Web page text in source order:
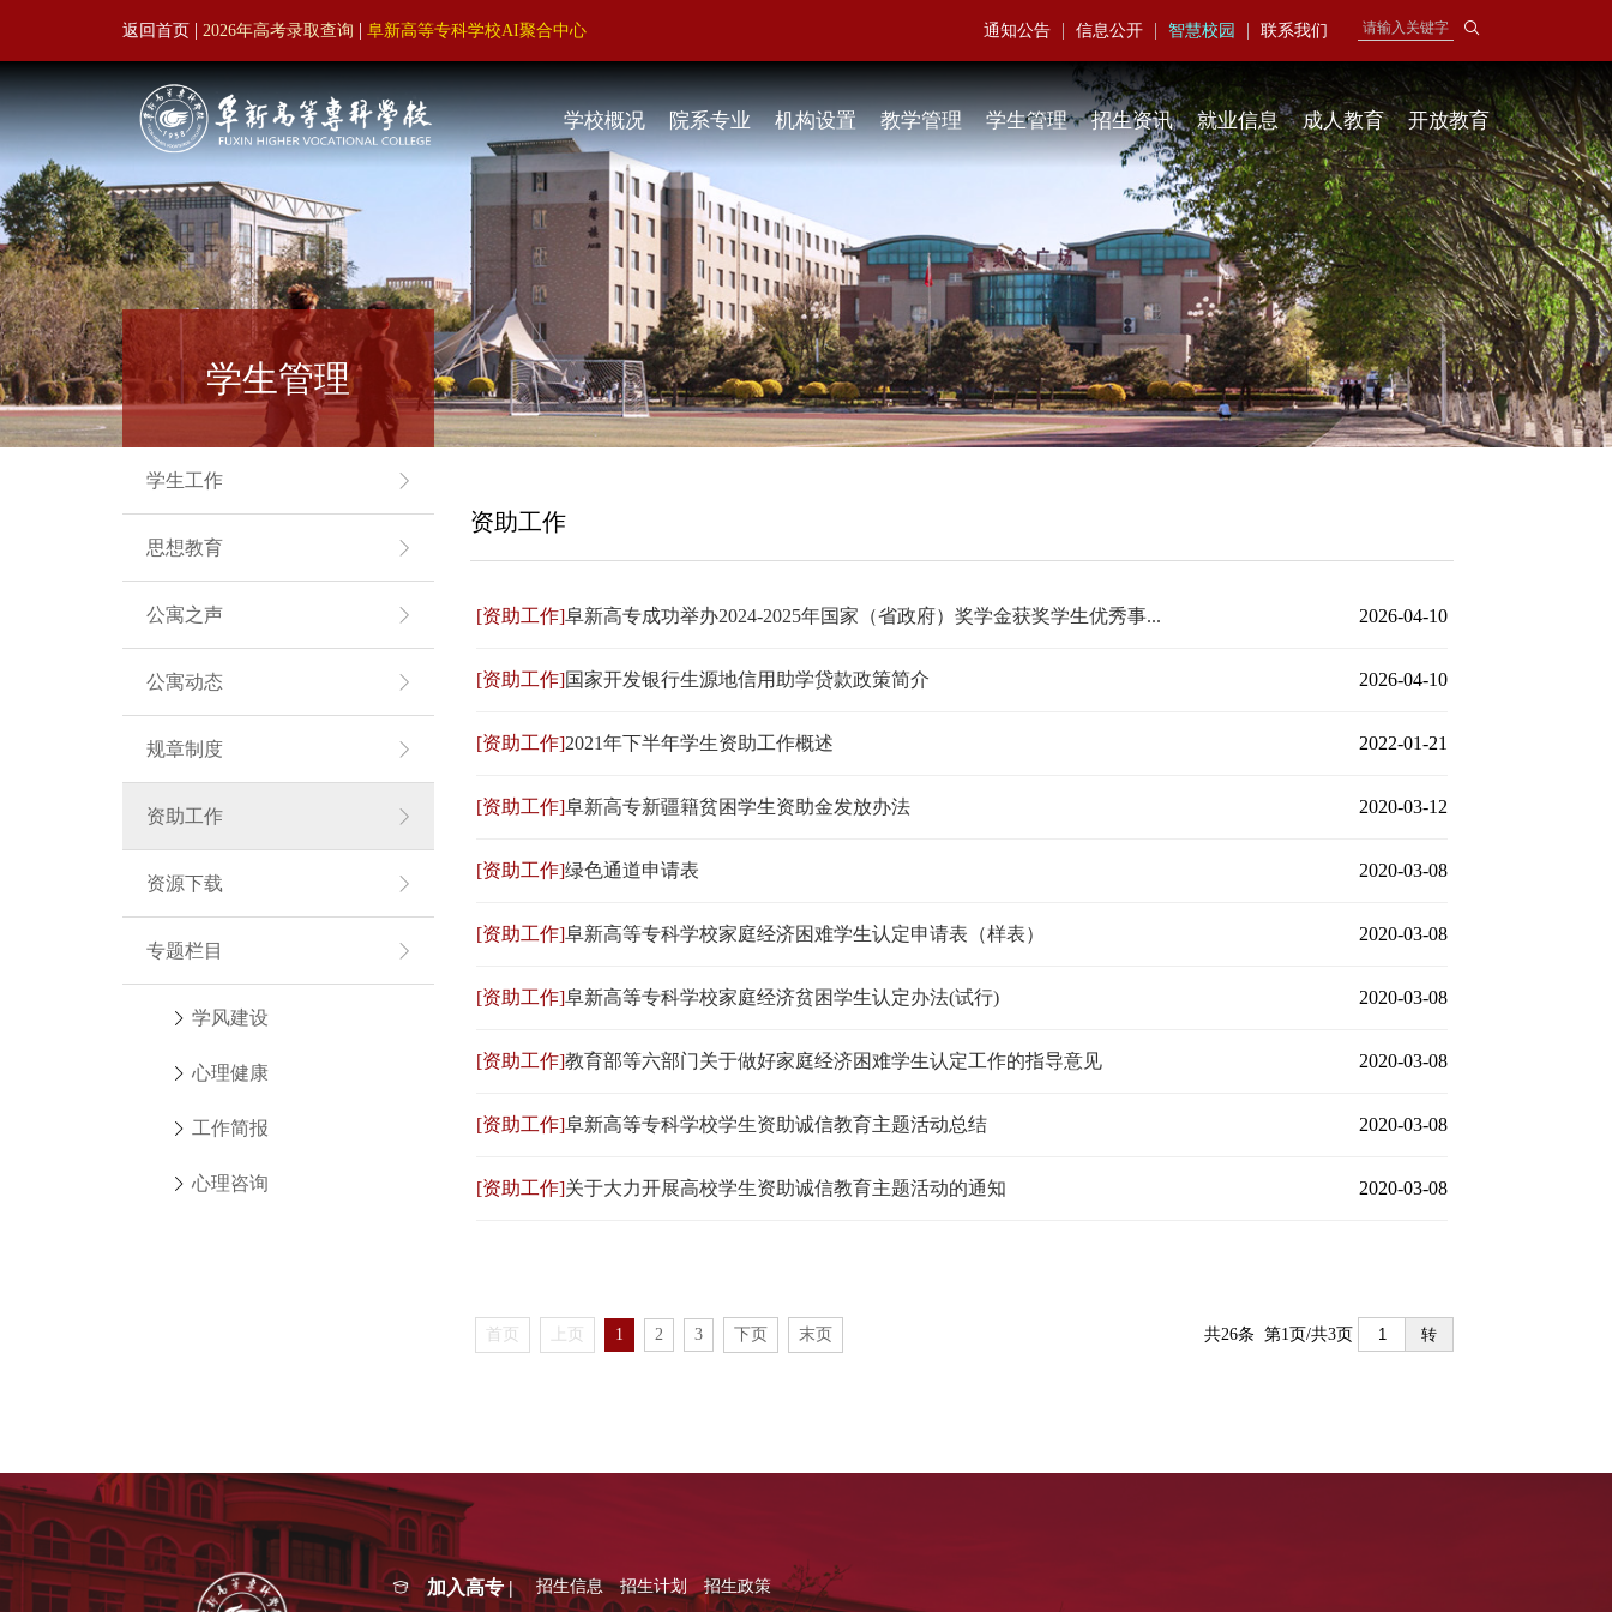
返回首页 | 2026年高考录取查询 | 阜新高等专科学校AI聚合中心 通知公告 | 信息公开 | 智慧校园 | 联系我们
学校概况 院系专业 机构设置 教学管理 学生管理 招生资讯 就业信息 成人教育 开放教育
学生管理
学生工作
思想教育
公寓之声
公寓动态
规章制度
资助工作
资源下载
专题栏目
学风建设
心理健康
工作简报
心理咨询
资助工作
[资助工作]阜新高专成功举办2024-2025年国家（省政府）奖学金获奖学生优秀事... 2026-04-10
[资助工作]国家开发银行生源地信用助学贷款政策简介 2026-04-10
[资助工作]2021年下半年学生资助工作概述 2022-01-21
[资助工作]阜新高专新疆籍贫困学生资助金发放办法 2020-03-12
[资助工作]绿色通道申请表 2020-03-08
[资助工作]阜新高等专科学校家庭经济困难学生认定申请表（样表） 2020-03-08
[资助工作]阜新高等专科学校家庭经济贫困学生认定办法(试行) 2020-03-08
[资助工作]教育部等六部门关于做好家庭经济困难学生认定工作的指导意见 2020-03-08
[资助工作]阜新高等专科学校学生资助诚信教育主题活动总结 2020-03-08
[资助工作]关于大力开展高校学生资助诚信教育主题活动的通知 2020-03-08
首页 上页 1 2 3 下页 末页 共26条 第1页/共3页 转
加入高专 | 招生信息 招生计划 招生政策